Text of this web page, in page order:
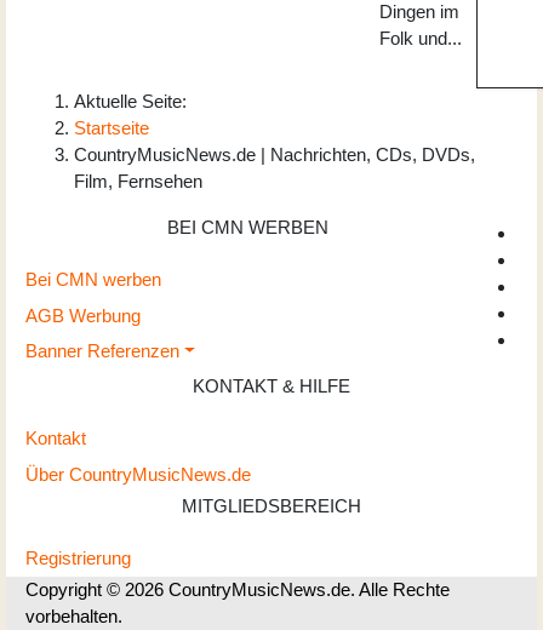
Dingen im
Folk und...
Aktuelle Seite:
Startseite
CountryMusicNews.de | Nachrichten, CDs, DVDs,
Film, Fernsehen
BEI CMN WERBEN
Bei CMN werben
AGB Werbung
Banner Referenzen
KONTAKT & HILFE
Kontakt
Über CountryMusicNews.de
MITGLIEDSBEREICH
Registrierung
Copyright © 2026 CountryMusicNews.de. Alle Rechte
vorbehalten.